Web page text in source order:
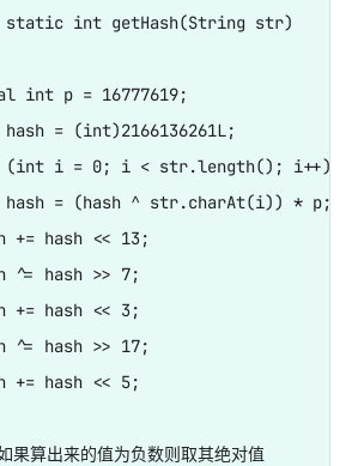
int getHash(String str)
p = 16777619;
= (int)2166136261L;
i = 0; i < str.length(); i++)
= (hash ^ str.charAt(i)) * p;
hash << 13;
hash >> 7;
hash << 3;
hash >> 17;
hash << 5;
出来的值为负数则取其绝对值